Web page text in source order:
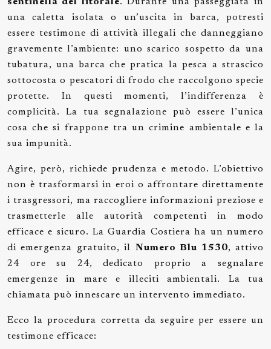
sentinella del litorale. Durante una passeggiata in
una caletta isolata o un’uscita in barca, potresti
essere testimone di attività illegali che danneggiano
gravemente l’ambiente: uno scarico sospetto da una
tubatura, una barca che pratica la pesca a strascico
sottocosta o pescatori di frodo che raccolgono specie
protette. In questi momenti, l’indifferenza è
complicità. La tua segnalazione può essere l’unica
cosa che si frappone tra un crimine ambientale e la
sua impunità.
Agire, però, richiede prudenza e metodo. L’obiettivo
non è trasformarsi in eroi o affrontare direttamente
i trasgressori, ma raccogliere informazioni preziose e
trasmetterle alle autorità competenti in modo
efficace e sicuro. La Guardia Costiera ha un numero
di emergenza gratuito, il Numero Blu 1530, attivo
24 ore su 24, dedicato proprio a segnalare
emergenze in mare e illeciti ambientali. La tua
chiamata può innescare un intervento immediato.
Ecco la procedura corretta da seguire per essere un
testimone efficace: